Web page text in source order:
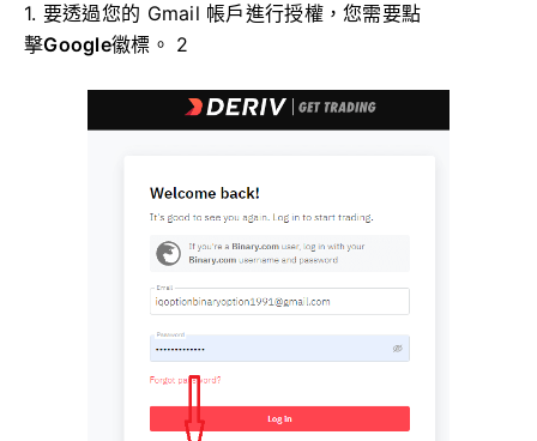
1. 要透過您的 Gmail 帳戶進行授權，您需要點
擊Google徽標。 2